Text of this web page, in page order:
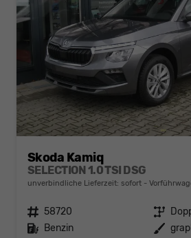
Skoda Kamiq
SELECTION 1.0 TSI DSG
unverbindliche Lieferzeit: sofort
Fahrzeugnr. 58720 Getriebe
Kraftstoff Benzin Außenfarbe